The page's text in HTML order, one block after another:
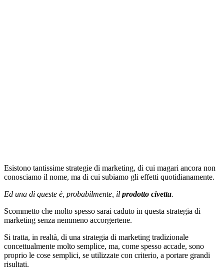
Esistono tantissime strategie di marketing, di cui magari ancora non
conosciamo il nome, ma di cui subiamo gli effetti quotidianamente.
Ed una di queste è, probabilmente, il prodotto civetta.
Scommetto che molto spesso sarai caduto in questa strategia di
marketing senza nemmeno accorgertene.
Si tratta, in realtà, di una strategia di marketing tradizionale
concettualmente molto semplice, ma, come spesso accade, sono
proprio le cose semplici, se utilizzate con criterio, a portare grandi
risultati.